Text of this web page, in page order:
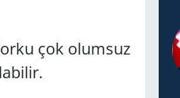
çok olumsuz